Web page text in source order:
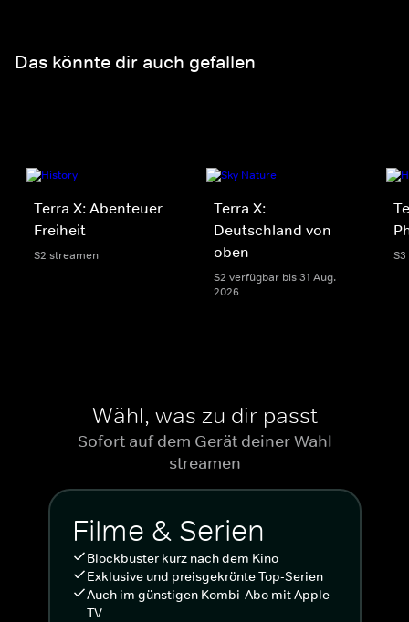
Das könnte dir auch gefallen
Terra X: Abenteuer
Freiheit
S2 streamen
Terra X:
Deutschland von
oben
S2 verfügbar bis 31 Aug.
2026
Wähl, was zu dir passt
Sofort auf dem Gerät deiner Wahl
streamen
Filme & Serien
Blockbuster kurz nach dem Kino
Exklusive und preisgekrönte Top-Serien
Auch im günstigen Kombi-Abo mit Apple
TV